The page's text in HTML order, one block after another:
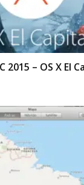
2015 – OS X El